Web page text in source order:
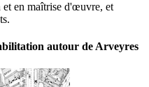
en maîtrise d'œuvre, et
autour de Arveyres